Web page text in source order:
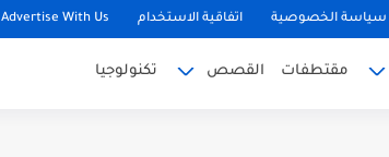
سياسة الخصوصية اتفاقية الاستخدام Advertise With Us
مقتطفات القصص تكنولوجيا